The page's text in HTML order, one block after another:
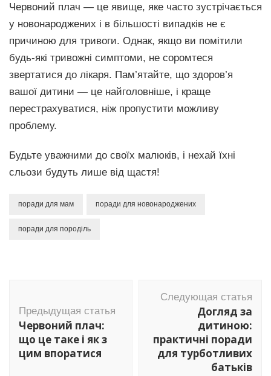
Червоний плач — це явище, яке часто зустрічається
у новонароджених і в більшості випадків не є
причиною для тривоги. Однак, якщо ви помітили
будь-які тривожні симптоми, не соромтеся
звертатися до лікаря. Пам’ятайте, що здоров’я
вашої дитини — це найголовніше, і краще
перестрахуватися, ніж пропустити можливу
проблему.
Будьте уважними до своїх малюків, і нехай їхні
сльози будуть лише від щастя!
поради для мам поради для новонароджених
поради для породіль
по
записям
Предыдущая статья
Червоний плач:
що це таке і як з
цим впоратися
Следующая статья
Догляд за
дитиною:
практичні поради
для турботливих
батьків